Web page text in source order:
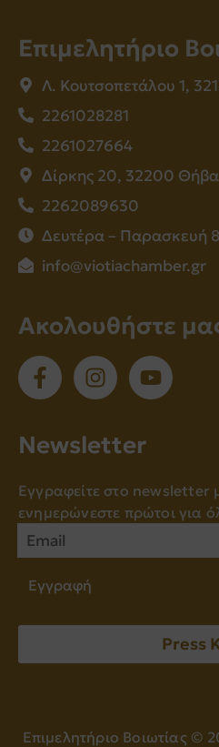
Επιμελητήριο
Λ. Κουτσοπετάλου 1,
2261028281
2261027664
Δίρκης 20, 32200 Θήβα
2262089630
Δευτέρα – Παρασκευή
info@viotiachamber.gr
Ακολουθήστε
Νewsletter
Εγγραφείτε στο newsletter
ενημερώνεστε πρώτοι για
Εγγραφή
Press
Επιμελητήριο Βοιωτίας ©